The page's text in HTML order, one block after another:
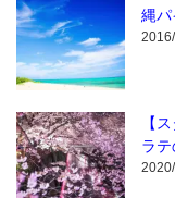
縄
【
ラ